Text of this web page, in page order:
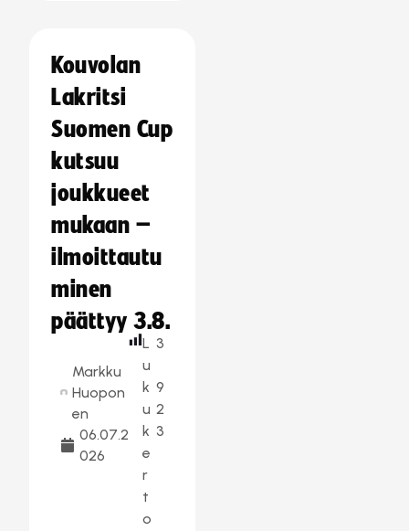
Kouvolan
Lakritsi
Suomen Cup
kutsuu
joukkueet
mukaan –
ilmoittautu
minen
päättyy 3.8.
Markku
Huopon
en
06.07.2
026
L
u
k
u
k
e
r
t
o
3
9
2
3